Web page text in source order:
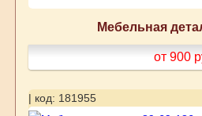
Мебельная
от 900
| код: 181955